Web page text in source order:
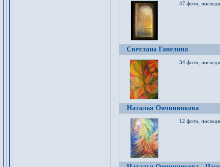
47 фото,
Светлана Ганелина
34 фото,
Наталья Овчинникова
12 фото,